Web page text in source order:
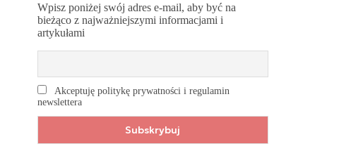
Wpisz poniżej swój adres e-mail, aby być na
bieżąco z najważniejszymi informacjami i
artykułami
Akceptuję politykę prywatności i regulamin
newslettera